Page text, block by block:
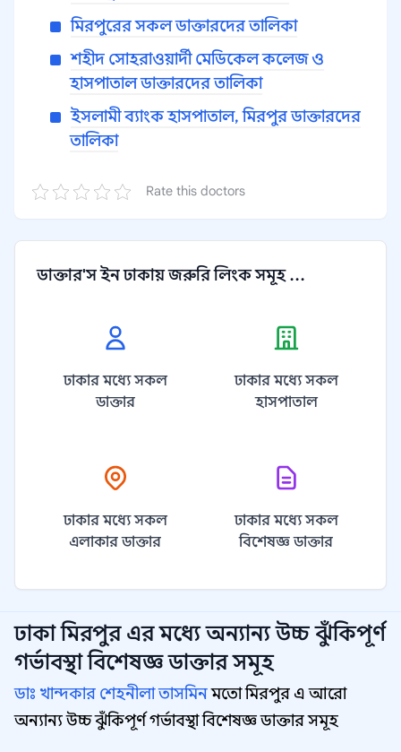
মিরপুরের সকল ডাক্তারদের তালিকা
শহীদ সোহরাওয়ার্দী মেডিকেল কলেজ ও
হাসপাতাল ডাক্তারদের তালিকা
ইসলামী ব্যাংক হাসপাতাল, মিরপুর ডাক্তারদের
তালিকা
Rate this doctors
ডাক্তার'স ইন ঢাকায় জরুরি লিংক সমূহ ...
ঢাকার মধ্যে সকল
ডাক্তার
ঢাকার মধ্যে সকল
হাসপাতাল
ঢাকার মধ্যে সকল
এলাকার ডাক্তার
ঢাকার মধ্যে সকল
বিশেষজ্ঞ ডাক্তার
ঢাকা মিরপুর এর মধ্যে অন্যান্যউচ্চ ঝুঁকিপূর্ণ
গর্ভাবস্থা বিশেষজ্ঞ ডাক্তার সমূহ
ডাঃ খান্দকার শেহনীলা তাসমিনমতো মিরপুর এ আরো
অন্যান্য উচ্চ ঝুঁকিপূর্ণ গর্ভাবস্থা বিশেষজ্ঞ ডাক্তার সমূহ